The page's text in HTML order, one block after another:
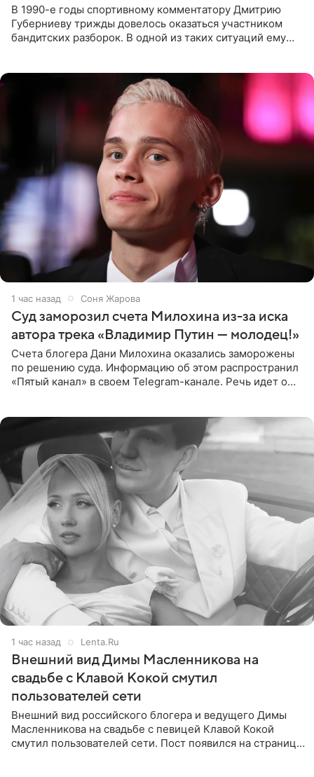
В 1990-е годы спортивному комментатору Дмитрию
Губерниеву трижды довелось оказаться участником
бандитских разборок. В одной из таких ситуаций ему
1 час назад Соня Жарова
Суд заморозил счета Милохина из-за иска
автора трека «Владимир Путин — молодец!»
Счета блогера Дани Милохина оказались заморожены
по решению суда. Информацию об этом распространил
«Пятый канал» в своем Telegram-канале. Речь идет о
1 час назад Lenta.Ru
Внешний вид Димы Масленникова на
свадьбе с Клавой Кокой смутил
пользователей сети
Внешний вид российского блогера и ведущего Димы
Масленникова на свадьбе с певицей Клавой Кокой
смутил пользователей сети. Пост появился на странице